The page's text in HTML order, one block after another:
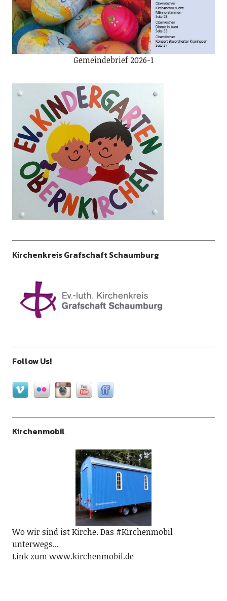
Gemeindebrief 2026-1
Kirchenkreis Grafschaft Schaumburg
Follow Us!
Kirchenmobil
Wo wir sind ist Kirche. Das #Kirchenmobil
unterwegs...
Link zum www.kirchenmobil.de